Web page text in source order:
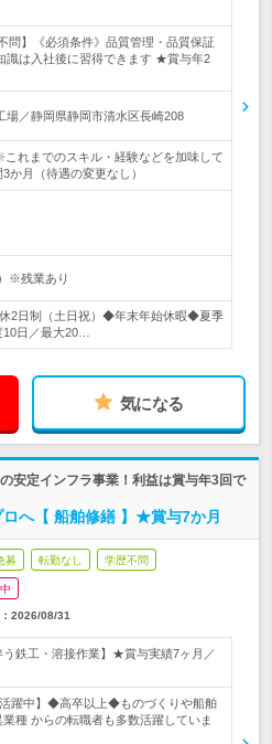
問】《必須条件》品質管理・品質保証
識は入社後に習得できます ★賞与年2
場／静岡県静岡市清水区長崎208
れまでのスキル・経験などを加味して
月（待遇の変更なし）
※残業あり
2日制（土日祝）◆年末年始休暇◆夏季
日／最大20…
気になる
安定インフラ事業！利益は賞与年3回で
へ【 船舶修繕 】★賞与7か月
募 転勤なし 学歴不問
2026/08/31
う鉄工・溶接作業】★賞与実績7ヶ月／
活躍中】◆高卒以上◆ものづくりや船舶
種 からの転職者も多数活躍していま